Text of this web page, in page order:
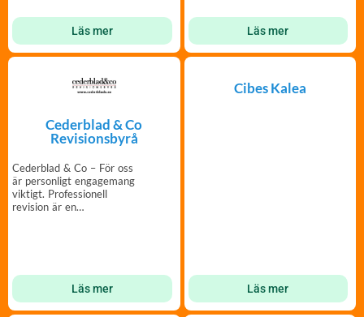
Läs mer Läs mer
Cederblad & Co
Revisionsbyrå
Cederblad & Co – För oss
är personligt engagemang
viktigt. Professionell
revision är en
Läs mer
Cibes Kalea
Läs mer